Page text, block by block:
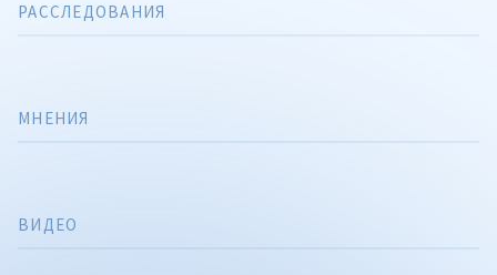
РАССЛЕДОВАНИЯ
МНЕНИЯ
ВИДЕО